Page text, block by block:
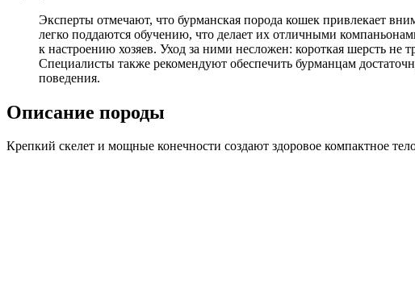
Эксперты отмечают, что бурманская порода кошек привлекает
легко поддаются обучению, что делает их отличными
к настроению хозяев. Уход за ними несложен: короткая шерсть не
Специалисты также рекомендуют обеспечить бурманцам
поведения.
Описание породы
Крепкий скелет и мощные конечности создают здоровое компактное